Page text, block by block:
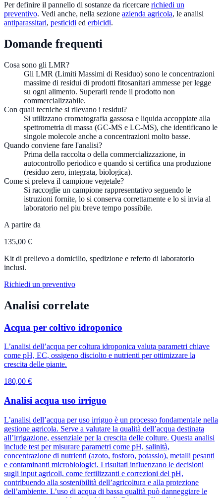
Per definire il pannello di sostanze da ricercare richiedi un
preventivo. Vedi anche, nella sezione azienda agricola, le analisi
antiparassitari, pesticidi ed erbicidi.
Domande frequenti
Cosa sono gli LMR?
Gli LMR (Limiti Massimi di Residuo) sono le concentrazioni
massime di residui di prodotti fitosanitari ammesse per legge
su ogni alimento. Superarli rende il prodotto non
commercializzabile.
Con quali tecniche si rilevano i residui?
Si utilizzano cromatografia gassosa e liquida accoppiate alla
spettrometria di massa (GC-MS e LC-MS), che identificano le
singole molecole anche a concentrazioni molto basse.
Quando conviene fare l'analisi?
Prima della raccolta o della commercializzazione, in
autocontrollo periodico e quando si certifica una produzione
(residuo zero, integrata, biologica).
Come si preleva il campione vegetale?
Si raccoglie un campione rappresentativo seguendo le
istruzioni fornite, lo si conserva correttamente e lo si invia al
laboratorio nel piu breve tempo possibile.
A partire da
135,00 €
Kit di prelievo a domicilio, spedizione e referto di laboratorio
inclusi.
Richiedi un preventivo
Analisi correlate
Acqua per coltivo idroponico
L’analisi dell’acqua per coltura idroponica valuta parametri chiave
come pH, EC, ossigeno disciolto e nutrienti per ottimizzare la
crescita delle piante.
180,00 €
Analisi acqua uso irriguo
L’analisi dell’acqua per uso irriguo è un processo fondamentale nella
gestione agricola. Serve a valutare la qualità dell’acqua destinata
all’irrigazione, essenziale per la crescita delle colture. Questa analisi
include test per misurare parametri come pH, salinità,
concentrazione di nutrienti (azoto, fosforo, potassio), metalli pesanti
e contaminanti microbiologici. I risultati influenzano le decisioni
sugli input agricoli, come fertilizzanti e correzioni del pH,
contribuendo alla sostenibilità dell’agricoltura e alla protezione
dell’ambiente. L’uso di acqua di bassa qualità può danneggiare le